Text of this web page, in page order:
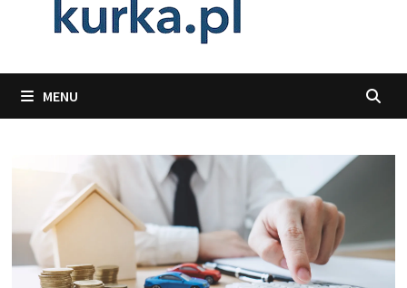
MENU